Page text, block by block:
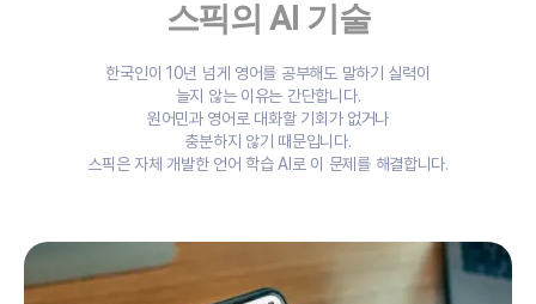
English 한국어
中文 – 繁體
스픽의 AI 기술
한국인이 10년 넘게 영어를 공부해도 말하기 실력이
늘지 않는 이유는 간단합니다.
원어민과 영어로 대화할 기회가 없거나
충분하지 않기 때문입니다.
스픽은 자체 개발한 언어 학습 AI로 이 문제를 해결합니다.